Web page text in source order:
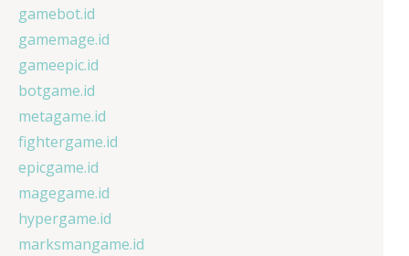
gamebot.id
gamemage.id
gameepic.id
botgame.id
metagame.id
fightergame.id
epicgame.id
magegame.id
hypergame.id
marksmangame.id